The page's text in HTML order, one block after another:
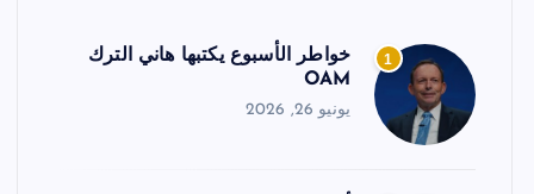
1
خواطر الأسبوع يكتبها هاني الترك
OAM
يونيو 26, 2026